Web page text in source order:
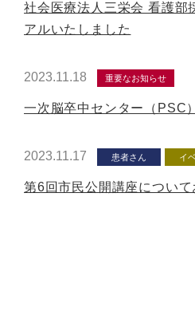
社会医療法人三栄会 看護部
アルいたしました
2023.11.18 重要なお知らせ
一次脳卒中センター（
2023.11.17 患者さん イ
第6回市民公開講座について